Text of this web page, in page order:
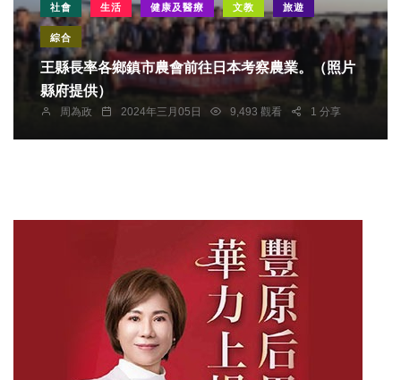
社會 生活 健康及醫療 文教 旅遊
綜合
王縣長率各鄉鎮市農會前往日本考察農業。（照片
縣府提供）
周為政 2024年三月05日 9,493 觀看 1 分享